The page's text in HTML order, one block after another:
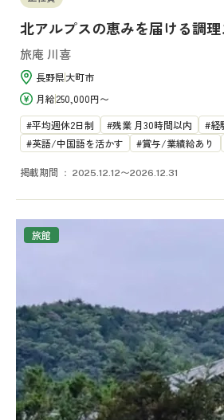
北アルプスの恵みを届ける調理
旅庵 川喜
長野県大町市
月給250,000円〜
平均週休2日制
残業 月30時間以内
経
英語/中国語を活かす
賞与/業績給あり
掲載期間 2025.12.12〜2026.12.31
旅館